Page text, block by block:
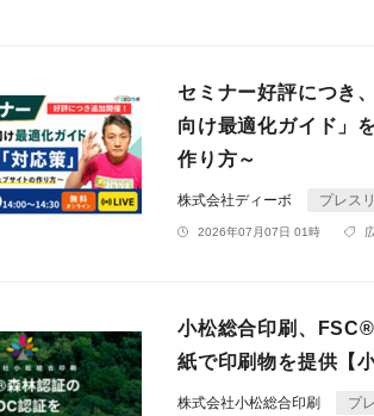
セミナー好評につき
向け最適化ガイド」
作り方～
株式会社ディーボ プレス
2026年07月07日 01時
小松総合印刷、
紙で印刷物を提供【
株式会社小松総合印刷 プ